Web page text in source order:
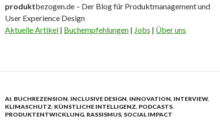
produktbezogen.de – Der Blog für Produktmanagement und
User Experience Design
Aktuelle Artikel | Buchempfehlungen | Jobs | Über uns
AI, BUCHREZENSION, INCLUSIVE DESIGN, INNOVATION, INTERVIEW,
KLIMASCHUTZ, KÜNSTLICHE INTELLIGENZ, PODCASTS,
PRODUKTENTWICKLUNG, RASSISMUS, SOCIAL IMPACT